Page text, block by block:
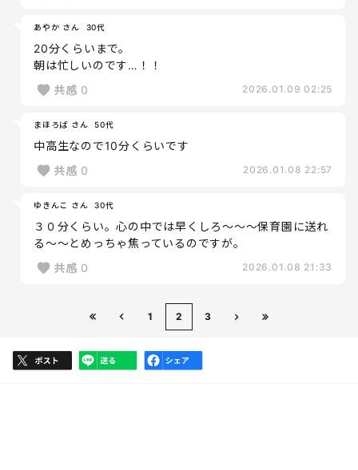
あやか さん 30代
20分くらいまで。
朝は忙しいのです…！！
共感 0 2026.01.09 02:25
まほろば さん 50代
中高生なので10分くらいです
共感 0 2026.01.08 22:57
ゆきんこ さん 30代
３０分くらい。心の中では早くしろ～～～保育園に送れ
る～～とめっちゃ焦っているのですが。
共感 0 2026.01.08 21:33
1 2 3